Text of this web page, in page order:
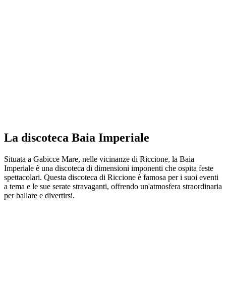
La discoteca Baia Imperiale
Situata a Gabicce Mare, nelle vicinanze di Riccione, la Baia
Imperiale è una discoteca di dimensioni imponenti che ospita feste
spettacolari. Questa discoteca di Riccione è famosa per i suoi eventi
a tema e le sue serate stravaganti, offrendo un'atmosfera straordinaria
per ballare e divertirsi.